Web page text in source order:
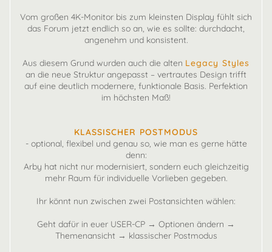
Vom großen 4K-Monitor bis zum kleinsten Display fühlt sich
das Forum jetzt endlich so an, wie es sollte: durchdacht,
angenehm und konsistent.
Aus diesem Grund wurden auch die alten Legacy Styles
an die neue Struktur angepasst – vertrautes Design trifft
auf eine deutlich modernere, funktionale Basis. Perfektion
im höchsten Maß!
KLASSISCHER POSTMODUS
- optional, flexibel und genau so, wie man es gerne hätte
denn:
Arby hat nicht nur modernisiert, sondern euch gleichzeitig
mehr Raum für individuelle Vorlieben gegeben.
Ihr könnt nun zwischen zwei Postansichten wählen:
Geht dafür in euer USER-CP → Optionen ändern →
Themenansicht → klassischer Postmodus